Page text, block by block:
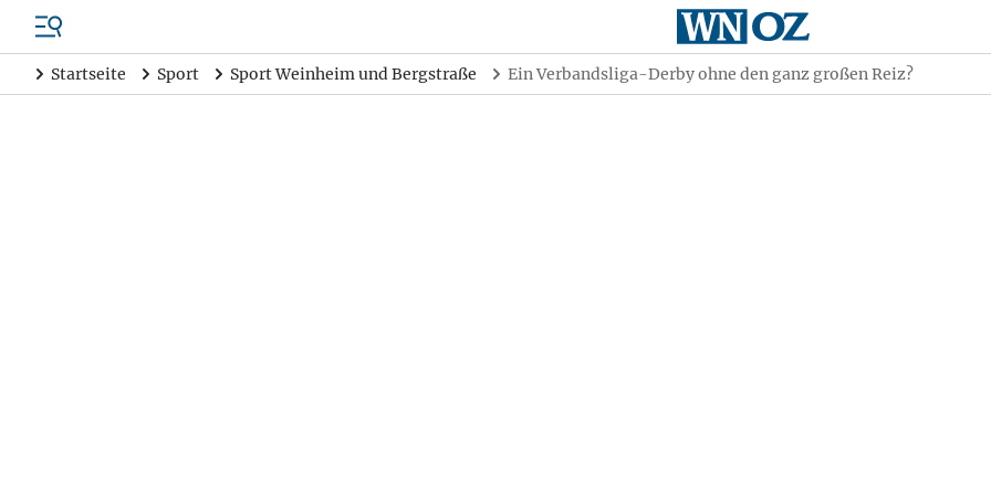
Startseite Sport Sport Weinheim und Bergstraße Ein Verbandsliga-Derby ohne den ganz großen Reiz?